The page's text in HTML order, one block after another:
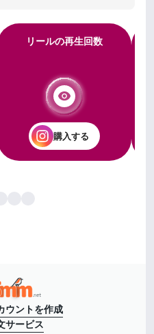
リールの再生回数
購入する
ウントを作成
サービス